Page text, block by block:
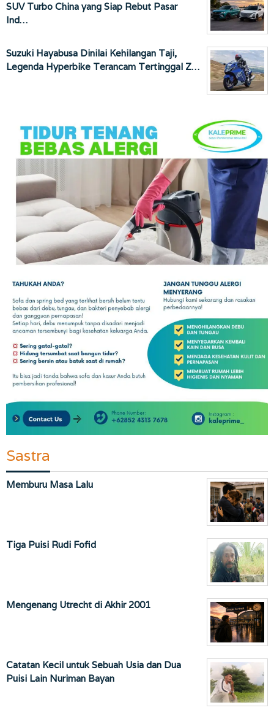
SUV Turbo China yang Siap Rebut Pasar
Ind…
Suzuki Hayabusa Dinilai Kehilangan Taji,
Legenda Hyperbike Terancam Tertinggal Z…
Sastra
Memburu Masa Lalu
Tiga Puisi Rudi Fofid
Mengenang Utrecht di Akhir 2001
Catatan Kecil untuk Sebuah Usia dan Dua
Puisi Lain Nuriman Bayan